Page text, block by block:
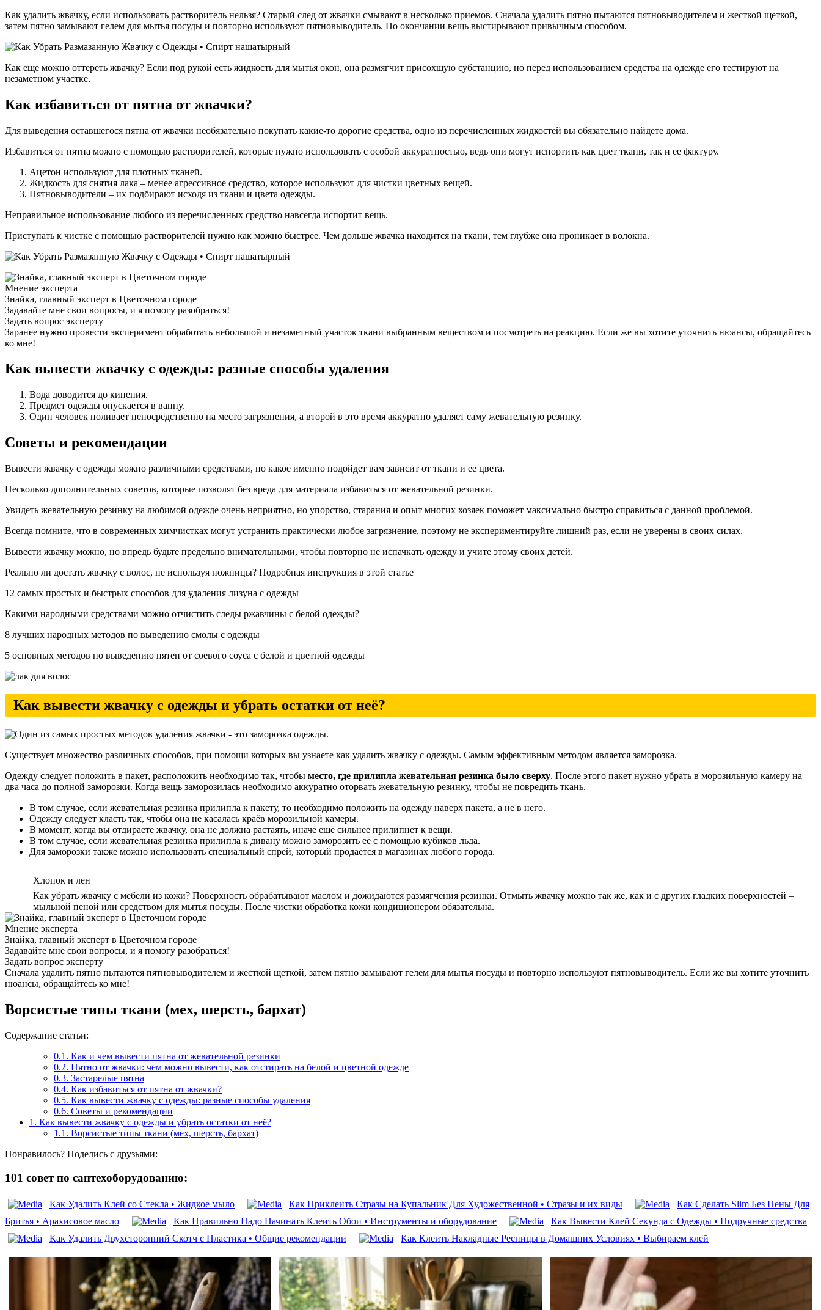
Как удалить жвачку, если использовать растворитель нельзя? Старый след от жвачки смывают в несколько приемов. Сначала удалить пятно пытаются пятновыводителем и жесткой щеткой,
затем пятно замывают гелем для мытья посуды и повторно используют пятновыводитель. По окончании вещь выстирывают привычным способом.
Как еще можно оттереть жвачку? Если под рукой есть жидкость для мытья окон, она размягчит присохшую субстанцию, но перед использованием средства на одежде его тестируют на
незаметном участке.
Как избавиться от пятна от жвачки?
Для выведения оставшегося пятна от жвачки необязательно покупать какие-то дорогие средства, одно из перечисленных жидкостей вы обязательно найдете дома.
Избавиться от пятна можно с помощью растворителей, которые нужно использовать с особой аккуратностью, ведь они могут испортить как цвет ткани, так и ее фактуру.
Ацетон используют для плотных тканей.
Жидкость для снятия лака – менее агрессивное средство, которое используют для чистки цветных вещей.
Пятновыводители – их подбирают исходя из ткани и цвета одежды.
Неправильное использование любого из перечисленных средство навсегда испортит вещь.
Приступать к чистке с помощью растворителей нужно как можно быстрее. Чем дольше жвачка находится на ткани, тем глубже она проникает в волокна.
Мнение эксперта
Знайка, главный эксперт в Цветочном городе
Задавайте мне свои вопросы, и я помогу разобраться!
Задать вопрос эксперту
Заранее нужно провести эксперимент обработать небольшой и незаметный участок ткани выбранным веществом и посмотреть на реакцию. Если же вы хотите уточнить нюансы, обращайтесь
ко мне!
Как вывести жвачку с одежды: разные способы удаления
Вода доводится до кипения.
Предмет одежды опускается в ванну.
Один человек поливает непосредственно на место загрязнения, а второй в это время аккуратно удаляет саму жевательную резинку.
Советы и рекомендации
Вывести жвачку с одежды можно различными средствами, но какое именно подойдет вам зависит от ткани и ее цвета.
Несколько дополнительных советов, которые позволят без вреда для материала избавиться от жевательной резинки.
Увидеть жевательную резинку на любимой одежде очень неприятно, но упорство, старания и опыт многих хозяек поможет максимально быстро справиться с данной проблемой.
Всегда помните, что в современных химчистках могут устранить практически любое загрязнение, поэтому не экспериментируйте лишний раз, если не уверены в своих силах.
Вывести жвачку можно, но впредь будьте предельно внимательными, чтобы повторно не испачкать одежду и учите этому своих детей.
Реально ли достать жвачку с волос, не используя ножницы? Подробная инструкция в этой статье
12 самых простых и быстрых способов для удаления лизуна с одежды
Какими народными средствами можно отчистить следы ржавчины с белой одежды?
8 лучших народных методов по выведению смолы с одежды
5 основных методов по выведению пятен от соевого соуса с белой и цветной одежды
Как вывести жвачку с одежды и убрать остатки от неё?
Существует множество различных способов, при помощи которых вы узнаете как удалить жвачку с одежды. Самым эффективным методом является заморозка.
Одежду следует положить в пакет, расположить необходимо так, чтобы место, где прилипла жевательная резинка было сверху. После этого пакет нужно убрать в морозильную камеру на
два часа до полной заморозки. Когда вещь заморозилась необходимо аккуратно оторвать жевательную резинку, чтобы не повредить ткань.
В том случае, если жевательная резинка прилипла к пакету, то необходимо положить на одежду наверх пакета, а не в него.
Одежду следует класть так, чтобы она не касалась краёв морозильной камеры.
В момент, когда вы отдираете жвачку, она не должна растаять, иначе ещё сильнее прилипнет к вещи.
В том случае, если жевательная резинка прилипла к дивану можно заморозить её с помощью кубиков льда.
Для заморозки также можно использовать специальный спрей, который продаётся в магазинах любого города.
Хлопок и лен
Как убрать жвачку с мебели из кожи? Поверхность обрабатывают маслом и дожидаются размягчения резинки. Отмыть жвачку можно так же, как и с других гладких поверхностей –
мыльной пеной или средством для мытья посуды. После чистки обработка кожи кондиционером обязательна.
Мнение эксперта
Знайка, главный эксперт в Цветочном городе
Задавайте мне свои вопросы, и я помогу разобраться!
Задать вопрос эксперту
Сначала удалить пятно пытаются пятновыводителем и жесткой щеткой, затем пятно замывают гелем для мытья посуды и повторно используют пятновыводитель. Если же вы хотите уточнить
нюансы, обращайтесь ко мне!
Ворсистые типы ткани (мех, шерсть, бархат)
Содержание статьи:
0.1. Как и чем вывести пятна от жевательной резинки
0.2. Пятно от жвачки: чем можно вывести, как отстирать на белой и цветной одежде
0.3. Застарелые пятна
0.4. Как избавиться от пятна от жвачки?
0.5. Как вывести жвачку с одежды: разные способы удаления
0.6. Советы и рекомендации
1. Как вывести жвачку с одежды и убрать остатки от неё?
1.1. Ворсистые типы ткани (мех, шерсть, бархат)
Понравилось? Поделись с друзьями:
101 совет по сантехоборудованию:
Как Удалить Клей со Стекла • Жидкое мыло Как Приклеить Стразы на Купальник Для Художественной • Стразы и их виды
Как Сделать Slim Без Пены Для
Бритья • Арахисовое масло
Как Правильно Надо Начинать Клеить Обои • Инструменты и оборудование
Как Вывести Клей Секунда с Одежды • Подручные средства
Как Удалить Двухсторонний Скотч с Пластика • Общие рекомендации
Как Клеить Накладные Ресницы в Домашних Условиях • Выбираем клей